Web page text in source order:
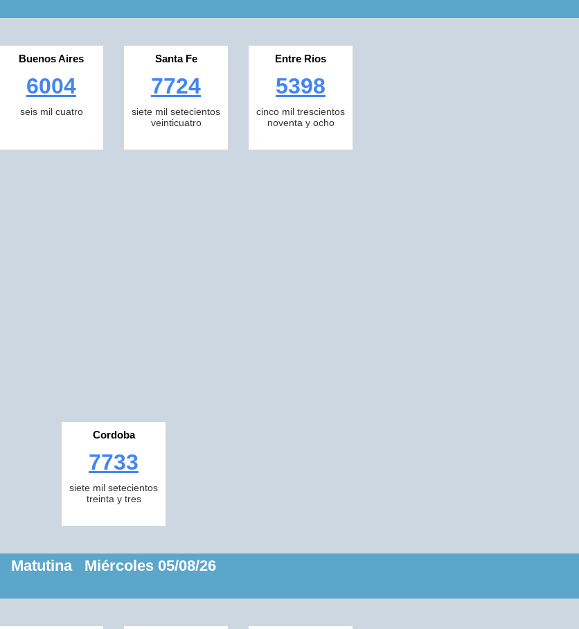
Buenos Aires
6004
seis mil cuatro
Santa Fe
7724
siete mil setecientos
veinticuatro
Entre Rios
5398
cinco mil trescientos
noventa y ocho
Cordoba
7733
siete mil setecientos
treinta y tres
Matutina Miércoles 05/08/26